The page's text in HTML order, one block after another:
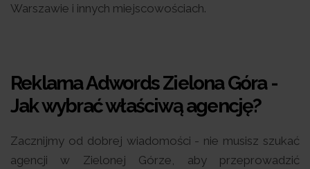
Warszawie i innych miejscowościach.
Reklama Adwords Zielona Góra -
Jak wybrać właściwą agencję?
Zacznijmy od dobrej wiadomości - nie musisz szukać
agencji w Zielonej Górze, aby przeprowadzić